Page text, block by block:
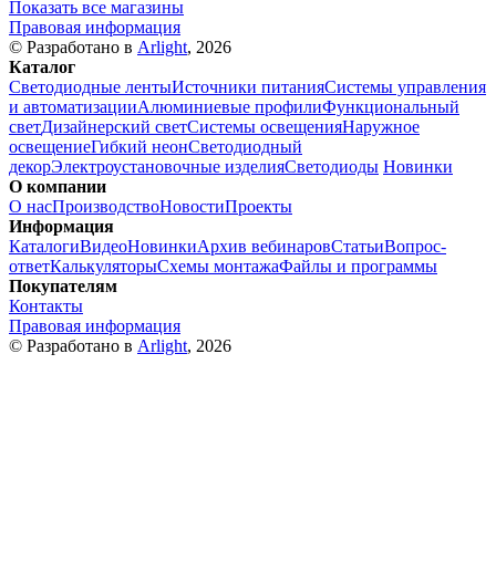
Показать все магазины
Правовая информация
© Разработано в Arlight, 2026
Каталог
Светодиодные лентыИсточники питанияСистемы управления
и автоматизацииАлюминиевые профилиФункциональный
светДизайнерский светСистемы освещенияНаружное
освещениеГибкий неонСветодиодный
декорЭлектроустановочные изделияСветодиоды Новинки
О компании
О насПроизводствоНовостиПроекты
Информация
КаталогиВидеоНовинкиАрхив вебинаровСтатьиВопрос-
ответКалькуляторыСхемы монтажаФайлы и программы
Покупателям
Контакты
Правовая информация
© Разработано в Arlight, 2026